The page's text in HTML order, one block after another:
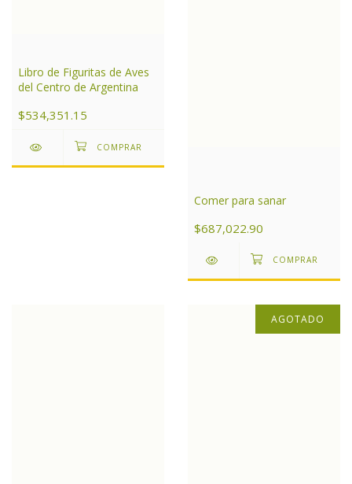
Libro de Figuritas de Aves
del Centro de Argentina
$534,351.15
Comer para sanar
$687,022.90
AGOTADO